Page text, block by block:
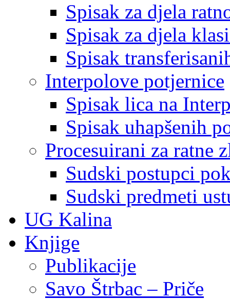
Spisak za djela
Spisak za djela
Spisak
Interpolove potjernice
Spisak lica na
Spisak uhapšenih
Procesuirani za ratne
Sudski postupci
Sudski predmeti
UG Kalina
Knjige
Publikacije
Savo Štrbac – Priče